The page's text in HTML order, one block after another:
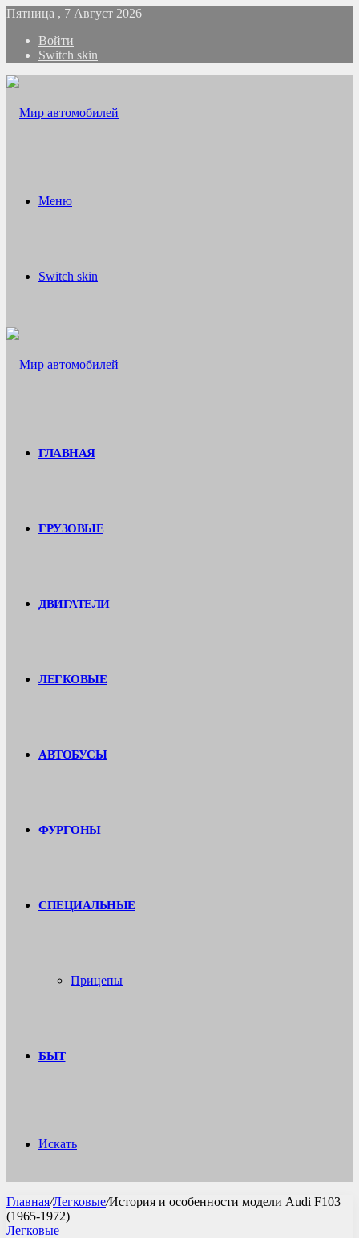
Пятница , 7 Август 2026
Войти
Switch skin
Меню
Switch skin
ГЛАВНАЯ
ГРУЗОВЫЕ
ДВИГАТЕЛИ
ЛЕГКОВЫЕ
АВТОБУСЫ
ФУРГОНЫ
СПЕЦИАЛЬНЫЕ
Прицепы
БЫТ
Искать
Главная/Легковые/История и особенности модели Audi F103
(1965-1972)
Легковые